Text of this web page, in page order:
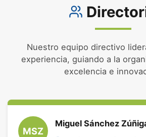
Nuestro equipo directivo
experiencia, guiando a la
excelencia e
MSZ
Miguel Sánchez